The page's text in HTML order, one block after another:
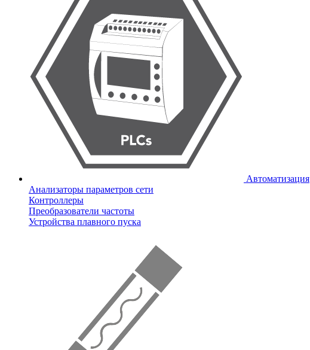
Автоматизация
Анализаторы параметров сети
Контроллеры
Преобразователи частоты
Устройства плавного пуска